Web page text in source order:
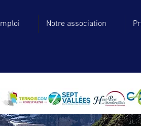
Notre association